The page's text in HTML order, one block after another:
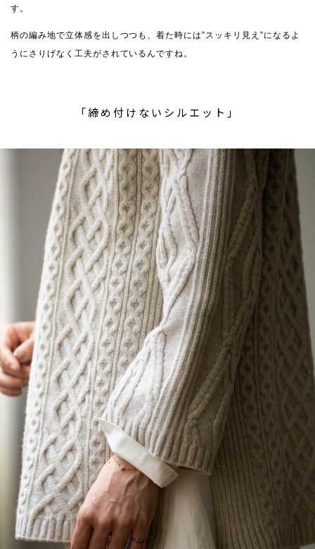
す。
柄の編み地で立体感を出しつつも、着た時には”スッキリ見え”になるよ
うにさりげなく工夫がされているんですね。
「締め付けないシルエット」